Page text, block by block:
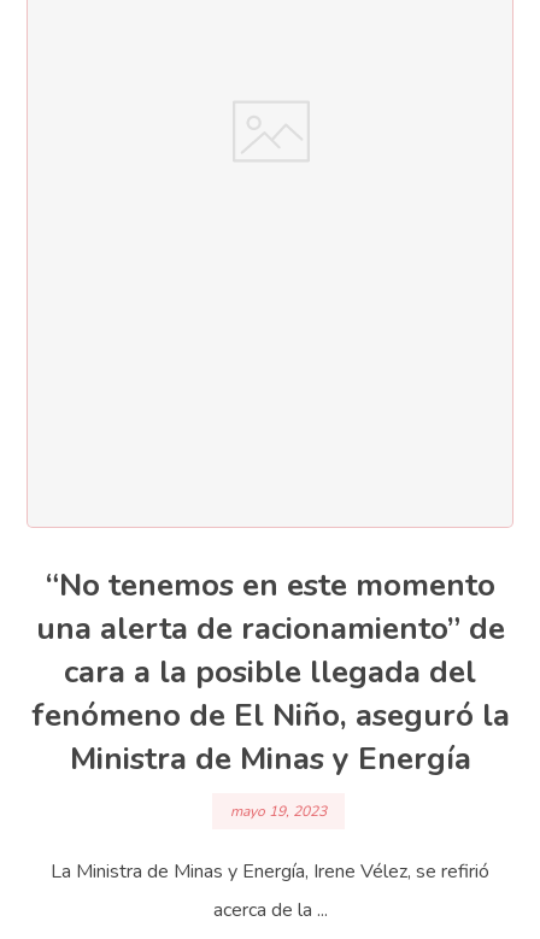
“No tenemos en este momento
una alerta de racionamiento” de
cara a la posible llegada del
fenómeno de El Niño, aseguró la
Ministra de Minas y Energía
mayo 19, 2023
La Ministra de Minas y Energía, Irene Vélez, se refirió
acerca de la ...